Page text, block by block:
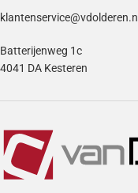
klantenservice@vdolderen.nl
Batterijenweg 1c
4041 DA Kesteren